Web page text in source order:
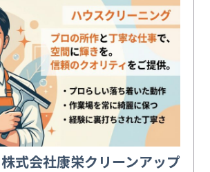
株式会社康栄クリーンアップ